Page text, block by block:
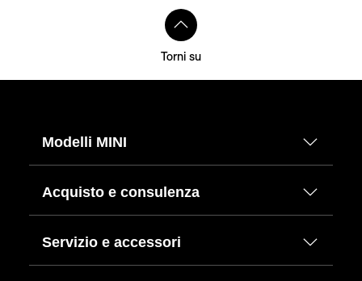
Torni su
Modelli MINI
Acquisto e consulenza
Servizio e accessori